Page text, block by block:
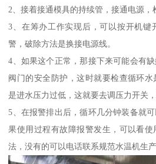
2、接着接通模具的持续管，接通电源，
3、在筹办工作实现后，可以按开机键
警，破除方法是换接电源线。
4、如果这个正常，那接下来可能会有
阀门的安全防护，这时就要检查循环
是进水压力过低，这就要去调压力开关
5、在报警排出后，循环几分钟装备就
果使用过程有故障报警发生，可以看
法，没有的可以电话联系规范水温机生